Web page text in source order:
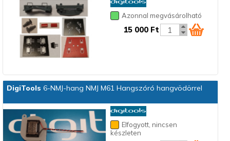
Azonnal megvásárolható
15 000 Ft
DigiTools 6-NMJ-hang NMJ M61 Hangszóró hangvödörrel
Elfogyott, nincsen
készleten